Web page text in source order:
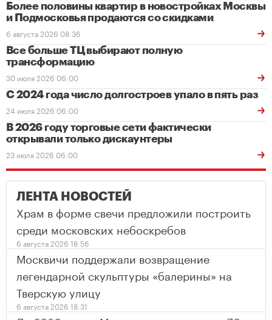
Более половины квартир в новостройках Москвы
и Подмосковья продаются со скидками
6 августа 2026 08:36
Все больше ТЦ выбирают полную
трансформацию
30 июля 2026 06:00
С 2024 года число долгостроев упало в пять раз
24 июля 2026 06:00
В 2026 году торговые сети фактически
открывали только дискаунтеры
23 июля 2026 06:00
ЛЕНТА НОВОСТЕЙ
Храм в форме свечи предложили построить
среди московских небоскребов
6 августа 2026 18:56
Москвичи поддержали возвращение
легендарной скульптуры «балерины» на
Тверскую улицу
6 августа 2026 18:31